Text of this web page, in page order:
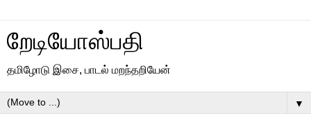
றேடியோஸ்பதி
தமிழோடு இசை, பாடல் மறந்தறியேன்
▼